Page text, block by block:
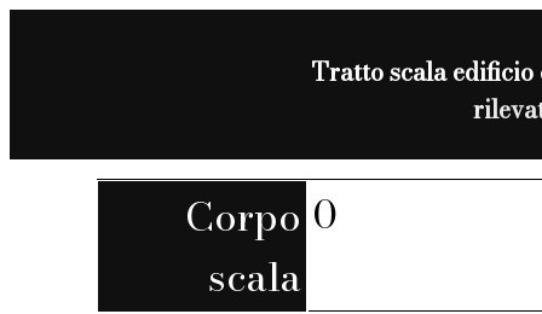
Tratto scala
Corpo
scala
0